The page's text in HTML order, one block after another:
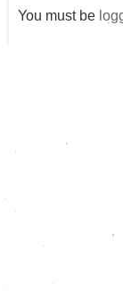
You must be